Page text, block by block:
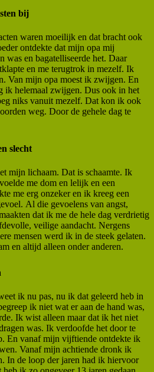
bij
waren moeilijk en dat bracht ook
ontdekte dat mijn opa mij
was en bagatelliseerde het. Daar
en me terugtrok in mezelf. Ik
Van mijn opa moest ik zwijgen. En
ik helemaal zwijgen. Dus ook in het
niks vanuit mezelf. Dat kon ik ook
weg. Door de gehele dag te
slecht
mijn lichaam. Dat is schaamte. Ik
me dom en lelijk en een
me erg onzeker en ik kreeg een
Al die gevoelens van angst,
dat ik me de hele dag verdrietig
veilige aandacht. Nergens
mensen werd ik in de steek gelaten.
en altijd alleen onder anderen.
ik nu pas, nu ik dat geleerd heb in
ik niet wat er aan de hand was,
Ik wist alleen maar dat ik het niet
was. Ik verdoofde het door te
En vanaf mijn vijftiende ontdekte ik
Vanaf mijn achtiende dronk ik
In de loop der jaren had ik hiervoor